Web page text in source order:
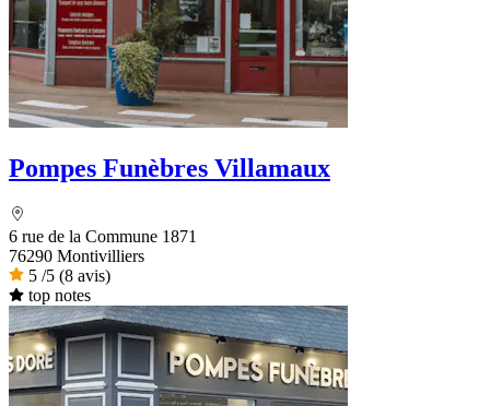
Pompes Funèbres Villamaux
6 rue de la Commune 1871
76290 Montivilliers
5 /5 (8 avis)
top notes